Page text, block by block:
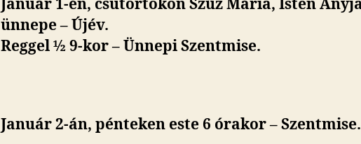
Január 1-én, csütörtökön Szűz Mária, Isten
ünnepe – Újév.
Reggel ½ 9-kor – Ünnepi Szentmise.
Január 2-án, pénteken este 6 órakor – Szentmise.